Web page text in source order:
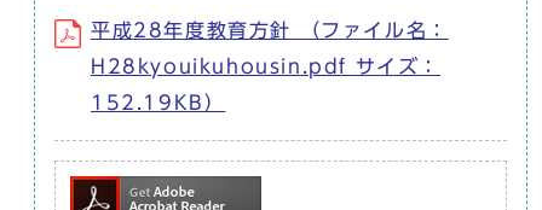
平成28年度教育方針 （ファイル名：
H28kyouikuhousin.pdf サイズ：
152.19KB）